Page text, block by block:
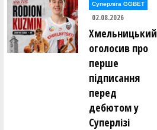
Суперліга GGBET
02.08.2026
Хмельницький
оголосив про
перше
підписання
перед
дебютом у
Суперлізі